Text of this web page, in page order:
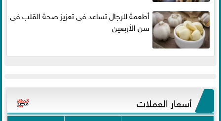
أطعمة للرجال تساعد فى تعزيز صحة القلب فى
سن الأربعين
أسعار العملات